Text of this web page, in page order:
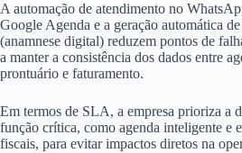
A automação de atendimento no
Google Agenda e a geração automática
(anamnese digital) reduzem pontos de
a manter a consistência dos dados entre
prontuário e faturamento.
Em termos de SLA, a empresa prioriza a
função crítica, como agenda inteligente e
fiscais, para evitar impactos diretos na